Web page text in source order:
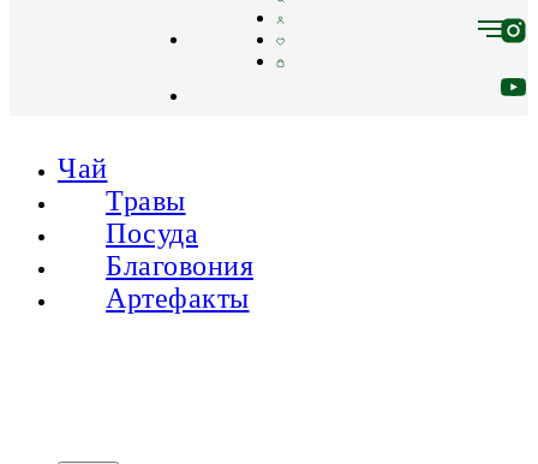
Чай
Травы
Посуда
Благовония
Артефакты